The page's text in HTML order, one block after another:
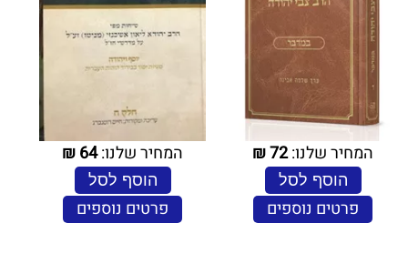
המחיר שלנו:72
₪
הוסף לסל
פרטים נוספים
המחיר שלנו:64
₪
הוסף לסל
פרטים נוספים